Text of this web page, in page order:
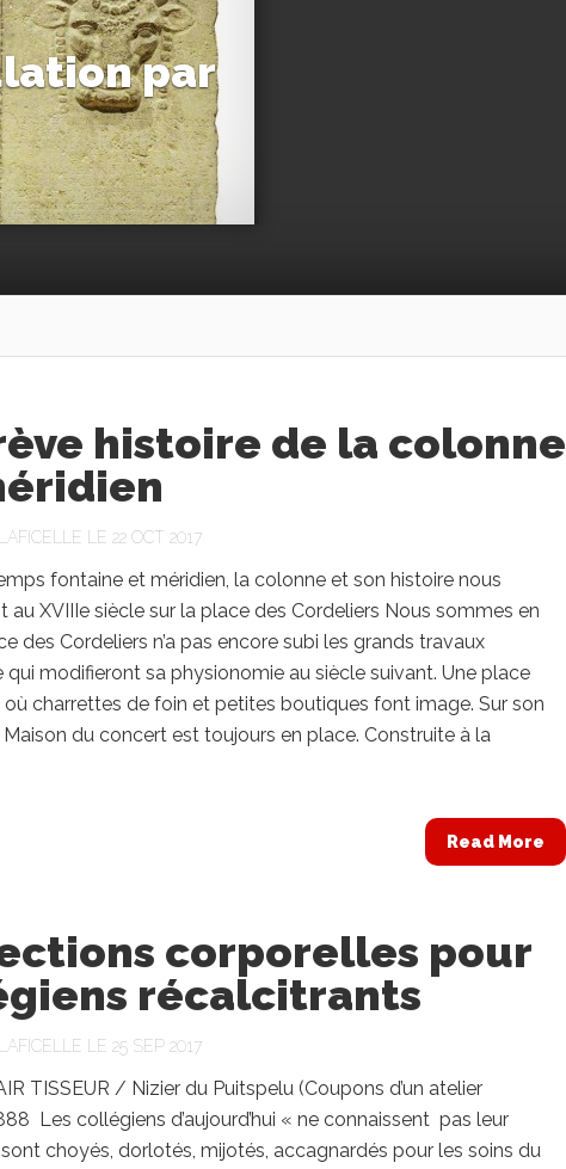
par
histoire de la colonne
LAFICELLE LE 22 OCT 2017
fontaine et méridien, la colonne et son histoire nous
au XVIIIe siècle sur la place des Cordeliers Nous sommes en
des Cordeliers n’a pas encore subi les grands travaux
qui modifieront sa physionomie au siècle suivant. Une place
charrettes de foin et petites boutiques font image. Sur son
du concert est toujours en place. Construite à la
Read More
corporelles pour
récalcitrants
LAFICELLE LE 25 SEP 2017
TISSEUR / Nizier du Puitspelu (Coupons d’un atelier
Les collégiens d’aujourd’hui « ne connaissent pas leur
sont choyés, dorlotés, mijotés, accagnardés pour les soins du